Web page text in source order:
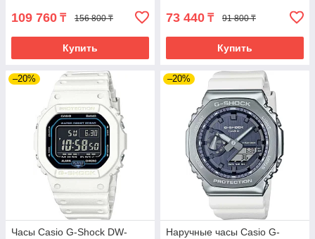
109 760 ₸ 156 800 ₸
Купить
73 440 ₸ 91 800 ₸
Купить
–20%
Часы Casio G-Shock DW-
–20%
Наручные часы Casio G-